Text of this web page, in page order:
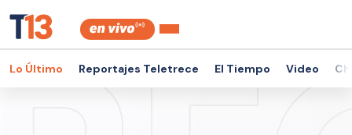
Lo Último Reportajes Teletrece El Tiempo Video